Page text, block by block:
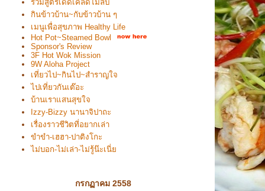
รวมสูตรเด็ดเคล็ดไม่ลับ
กินข้าวบ้าน~กับข้าวบ้าน ๆ
เมนูเพื่อสุขภาพ Healthy Life
Hot Pot~Steamed Bowl
Sponsor's Review
3F Hot Wok Mission
9W Aloha Project
เที่ยวไป~กินไป~สำราญใจ
ไปเที่ยวกันเต๊อะ
บ้านเราแสนสุขใจ
Izzy-Bizzy นานาจิปาถะ
เรื่องราวชีวิตที่อยากเล่า
ขำขำ-เฮฮา-ปาติงโกะ
ไม่บอก-ไม่เล่า-ไม่รู้น๊ะเนี่
กรกฏาคม 2558